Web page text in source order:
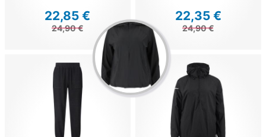
22,85 €
24,90 €
22,35 €
24,90 €